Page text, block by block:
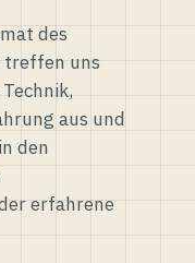
des
treffen uns
aus und
den
erfahrene